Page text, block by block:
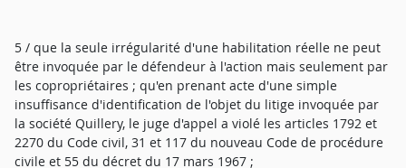
5 / que la seule irrégularité d'une habilitation réelle ne peut
être invoquée par le défendeur à l'action mais seulement par
les copropriétaires ; qu'en prenant acte d'une simple
insuffisance d'identification de l'objet du litige invoquée par
la société Quillery, le juge d'appel a violé les articles 1792 et
2270 du Code civil, 31 et 117 du nouveau Code de procédure
civile et 55 du décret du 17 mars 1967 ;